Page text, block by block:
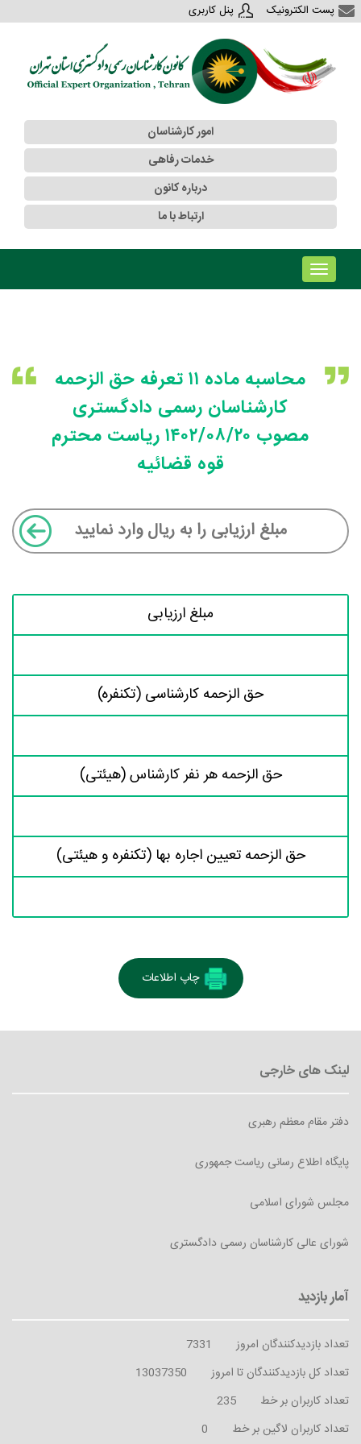
پست الکترونیک پنل کاربری
امور کارشناسان
خدمات رفاهی
درباره کانون
ارتباط با ما
!!!b۱!!!
محاسبه ماده ۱۱ تعرفه حق الزحمه
کارشناسان رسمی دادگستری
مصوب ۱۴۰۲/۰۸/۲۰ ریاست محترم
قوه قضائیه
مبلغ ارزیابی
حق الزحمه کارشناسی (تکنفره)
حق الزحمه هر نفر کارشناس (هیئتی)
حق الزحمه تعیین اجاره بها (تکنفره و هیئتی)
چاپ اطلاعات
دفتر مقام معظم رهبری
پایگاه اطلاع رسانی ریاست جمهوری
مجلس شورای اسلامی
شورای عالی کارشناسان رسمی دادگستری
تعداد بازدیدکنندگان امروز
7331
تعداد کل بازدیدکنندگان تا امروز
13037350
تعداد کاربران بر خط
235
تعداد کاربران لاگین بر خط
0